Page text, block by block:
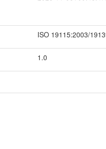
ISO 19115:2003/
1.0